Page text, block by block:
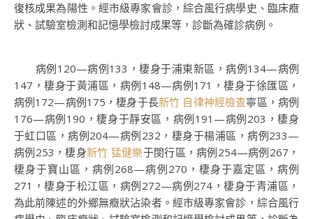
復核成果為陽性。經市級專家會診，綜合風行病學史、臨床癥
狀、試驗室檢測和記憶學檢討成果等，診斷為確診病例。
病例120—病例133，棲身于浦東新區，病例134—病例
147，棲身于黃浦區，病例148—病例171，棲身于徐匯區，
病例172—病例175，棲身于長新竹 自律神經檢查寧區，病例
176—病例190，棲身于靜安區，病例191—病例203，棲身
于虹口區，病例204—病例232，棲身于楊浦區，病例233—
病例253，棲身新竹 猛健樂于閔行區，病例254—病例267，
棲身于寶山區，病例268—病例270，棲身于嘉定區，病例
271，棲身于松江區，病例272—病例274，棲身于青浦區，
為此前陳述的外鄉無癥狀沾染者。經市級專家會診，綜合風行